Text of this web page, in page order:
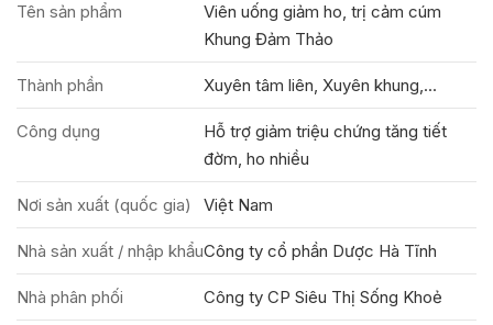
Tên sản phẩm
Viên uống giảm ho, trị cảm cúm
Khung Đảm Thảo
Thành phần Xuyên tâm liên, Xuyên khung,...
Công dụng
Hỗ trợ giảm triệu chứng tăng tiết
đờm, ho nhiều
Nơi sản xuất (quốc gia) Việt Nam
Nhà sản xuất / nhập khẩuCông ty cổ phần Dược Hà Tĩnh
Nhà phân phối Công ty CP Siêu Thị Sống Khoẻ